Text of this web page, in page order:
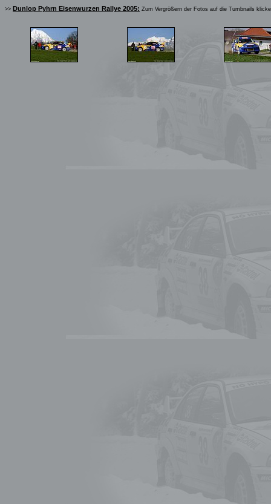
>> Dunlop Pyhrn Eisenwurzen Rallye 2005: Zum Vergrößern der Fotos auf die Tumbnails